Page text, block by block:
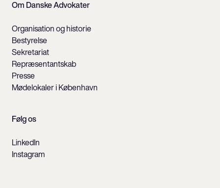
Om Danske Advokater
Organisation og historie
Bestyrelse
Sekretariat
Repræsentantskab
Presse
Mødelokaler i København
Følg os
LinkedIn
Instagram